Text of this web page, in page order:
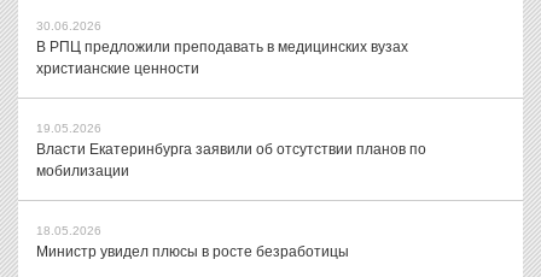
30.06.2026
В РПЦ предложили преподавать в медицинских вузах
христианские ценности
19.05.2026
Власти Екатеринбурга заявили об отсутствии планов по
мобилизации
18.05.2026
Министр увидел плюсы в росте безработицы